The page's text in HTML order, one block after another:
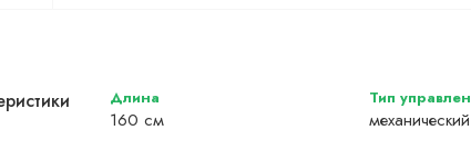
Длина
160 см
Тип
механический